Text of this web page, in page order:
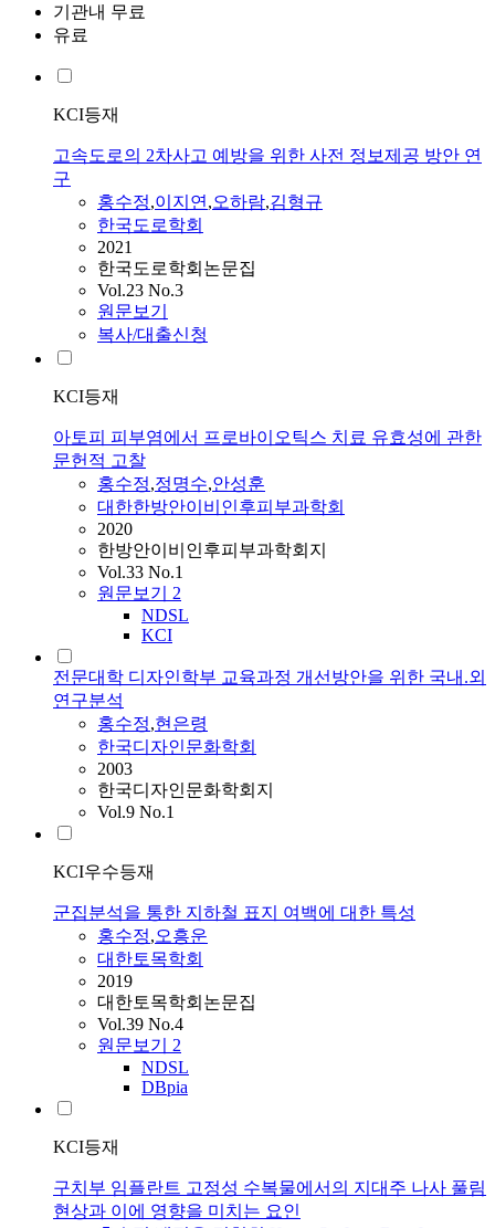
기관내 무료
유료
KCI등재
고속도로의 2차사고 예방을 위한 사전 정보제공 방안 연
구
홍수정,이지연,오하람,김형규
한국도로학회
2021
한국도로학회논문집
Vol.23 No.3
원문보기
복사/대출신청
KCI등재
아토피 피부염에서 프로바이오틱스 치료 유효성에 관한
문헌적 고찰
홍수정,정명수,안성훈
대한한방안이비인후피부과학회
2020
한방안이비인후피부과학회지
Vol.33 No.1
원문보기 2
NDSL
KCI
전문대학 디자인학부 교육과정 개선방안을 위한 국내.외
연구분석
홍수정,현은령
한국디자인문화학회
2003
한국디자인문화학회지
Vol.9 No.1
KCI우수등재
군집분석을 통한 지하철 표지 여백에 대한 특성
홍수정,오흥운
대한토목학회
2019
대한토목학회논문집
Vol.39 No.4
원문보기 2
NDSL
DBpia
KCI등재
구치부 임플란트 고정성 수복물에서의 지대주 나사 풀림
현상과 이에 영향을 미치는 요인